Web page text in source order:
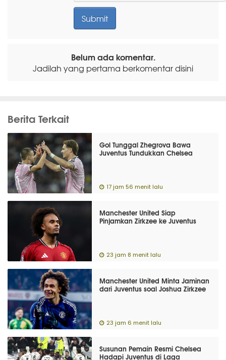
Belum ada komentar.
Jadilah yang pertama berkomentar disini
Berita Terkait
Gol Tunggal Zhegrova Bawa
Juventus Tundukkan Chelsea
17 jam 56 menit lalu
Manchester United Siap
Pinjamkan Zirkzee ke Juventus
23 jam 8 menit lalu
Manchester United Minta Jaminan
dari Juventus soal Joshua Zirkzee
23 jam 6 menit lalu
Susunan Pemain Resmi Chelsea
Hadapi Juventus di Laga